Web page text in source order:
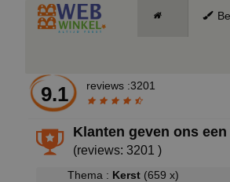
9.1 reviews :3201
Klanten geven ons
(reviews: 3201 )
Thema : Kerst (659 x)